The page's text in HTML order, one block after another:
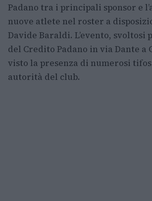
Padano tra i principali sponsor e
nuove atlete nel roster a
Davide Baraldi. L’evento, svoltosi
del Credito Padano in via Dante a
visto la presenza di numerosi
autorità del club.